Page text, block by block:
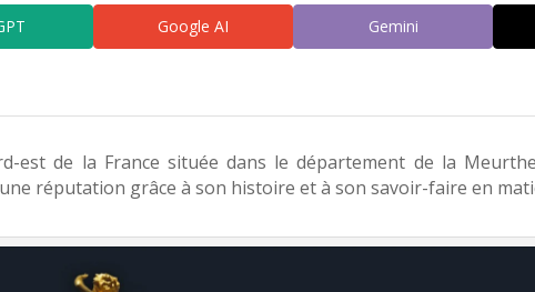
Google AI Gemini
est de la France située dans le département de la
réputation grâce à son histoire et à son savoir-faire en